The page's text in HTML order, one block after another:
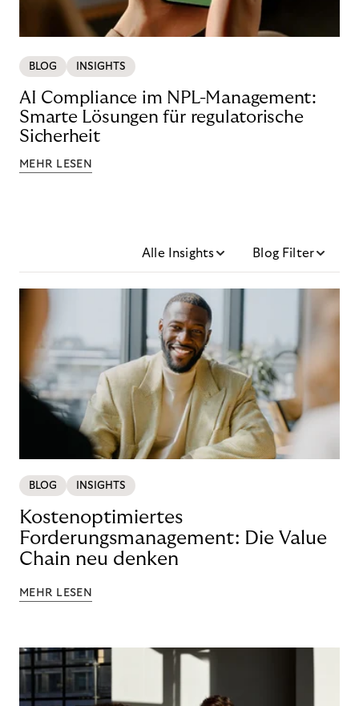
BLOG INSIGHTS
AI Compliance im NPL-Management:
Smarte Lösungen für regulatorische
Sicherheit
MEHR LESEN
Alle Insights Blog Filter
BLOG INSIGHTS
Kostenoptimiertes
Forderungsmanagement: Die Value
Chain neu denken
MEHR LESEN